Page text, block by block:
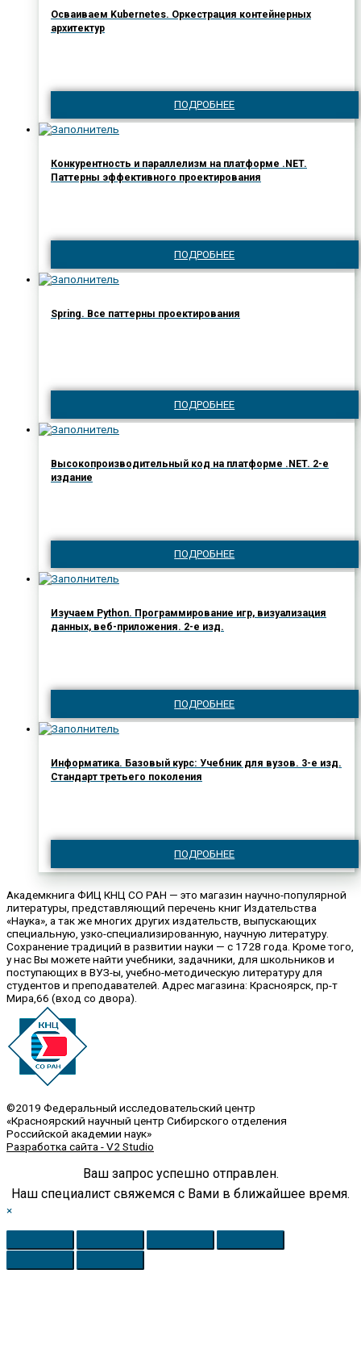
Осваиваем Kubernetes. Оркестрация контейнерных
архитектур
ПОДРОБНЕЕ
Конкурентность и параллелизм на платформе .NET.
Паттерны эффективного проектирования
ПОДРОБНЕЕ
Spring. Все паттерны проектирования
ПОДРОБНЕЕ
Высокопроизводительный код на платформе .NET. 2-е
издание
ПОДРОБНЕЕ
Изучаем Python. Программирование игр, визуализация
данных, веб-приложения. 2-е изд.
ПОДРОБНЕЕ
Информатика. Базовый курс: Учебник для вузов. 3-е изд.
Стандарт третьего поколения
ПОДРОБНЕЕ
Академкнига ФИЦ КНЦ СО РАН — это магазин научно-популярной
литературы, представляющий перечень книг Издательства
«Наука», а так же многих других издательств, выпускающих
специальную, узко-специализированную, научную литературу.
Сохранение традиций в развитии науки — с 1728 года. Кроме того,
у нас Вы можете найти учебники, задачники, для школьников и
поступающих в ВУЗ-ы, учебно-методическую литературу для
студентов и преподавателей. Адрес магазина: Красноярск, пр-т
Мира,66 (вход со двора).
©2019 Федеральный исследовательский центр
«Красноярский научный центр Сибирского отделения
Российской академии наук»
Разработка сайта - V2 Studio
Ваш запрос успешно отправлен.
Наш специалист свяжемся с Вами в ближайшее время.
×